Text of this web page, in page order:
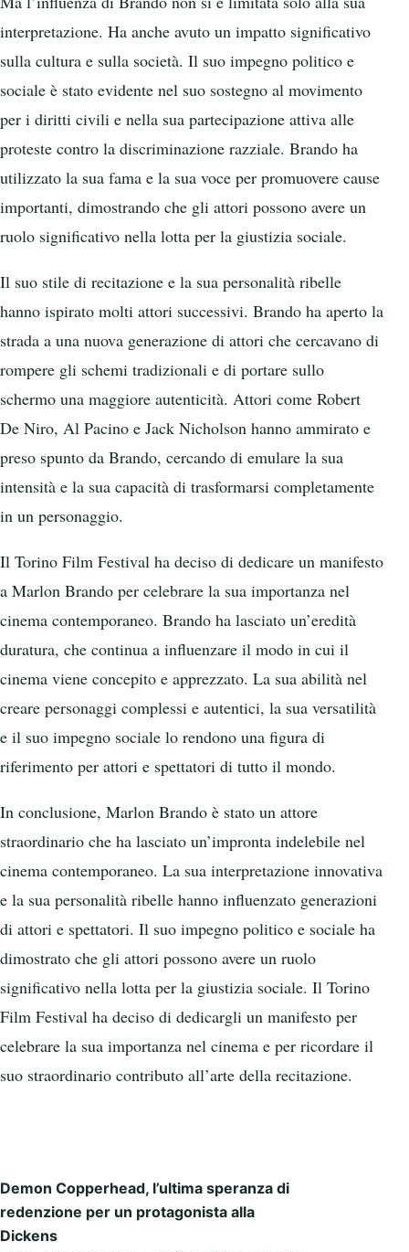
interpretazione. Ha anche avuto un impatto significativo
sulla cultura e sulla società. Il suo impegno politico e
sociale è stato evidente nel suo sostegno al movimento
per i diritti civili e nella sua partecipazione attiva alle
proteste contro la discriminazione razziale. Brando ha
utilizzato la sua fama e la sua voce per promuovere cause
importanti, dimostrando che gli attori possono avere un
ruolo significativo nella lotta per la giustizia sociale.
Il suo stile di recitazione e la sua personalità ribelle
hanno ispirato molti attori successivi. Brando ha aperto la
strada a una nuova generazione di attori che cercavano di
rompere gli schemi tradizionali e di portare sullo
schermo una maggiore autenticità. Attori come Robert
De Niro, Al Pacino e Jack Nicholson hanno ammirato e
preso spunto da Brando, cercando di emulare la sua
intensità e la sua capacità di trasformarsi completamente
in un personaggio.
Il Torino Film Festival ha deciso di dedicare un manifesto
a Marlon Brando per celebrare la sua importanza nel
cinema contemporaneo. Brando ha lasciato un’eredità
duratura, che continua a influenzare il modo in cui il
cinema viene concepito e apprezzato. La sua abilità nel
creare personaggi complessi e autentici, la sua versatilità
e il suo impegno sociale lo rendono una figura di
riferimento per attori e spettatori di tutto il mondo.
In conclusione, Marlon Brando è stato un attore
straordinario che ha lasciato un’impronta indelebile nel
cinema contemporaneo. La sua interpretazione innovativa
e la sua personalità ribelle hanno influenzato generazioni
di attori e spettatori. Il suo impegno politico e sociale ha
dimostrato che gli attori possono avere un ruolo
significativo nella lotta per la giustizia sociale. Il Torino
Film Festival ha deciso di dedicargli un manifesto per
celebrare la sua importanza nel cinema e per ricordare il
suo straordinario contributo all’arte della recitazione.
Post navigation
Demon Copperhead, l’ultima speranza di
redenzione per un protagonista alla
Dickens